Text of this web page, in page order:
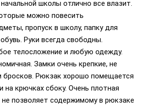
школы отлично все влазит.
можно повесить
пропуск в школу, папку для
Руки всегда свободны.
телосложение и любую одежду.
Замки очень крепкие, не
бросков. Рюкзак хорошо помещается
на крючках сбоку. Очень плотная
не позволяет содержимому в рюкзаке